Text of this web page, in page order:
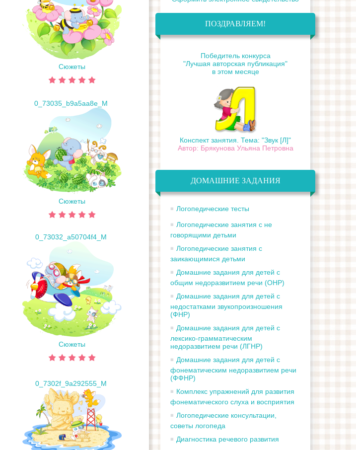
Сюжеты
0_73035_b9a5aa8e_M
Сюжеты
0_73032_a50704f4_M
Сюжеты
0_7302f_9a292555_M
ПОЗДРАВЛЯЕМ!
Победитель конкурса
"Лучшая авторская публикация"
в этом месяце
Конспект занятия. Тема: "Звук [Л]"
Автор: Брякунова Ульяна Петровна
ДОМАШНИЕ ЗАДАНИЯ
Логопедические тесты
Логопедические занятия с не
говорящими детьми
Логопедические занятия с
заикающимися детьми
Домашние задания для детей с
общим недоразвитием речи (ОНР)
Домашние задания для детей с
недостатками звукопроизношения
(ФНР)
Домашние задания для детей с
лексико-грамматическим
недоразвитием речи (ЛГНР)
Домашние задания для детей с
фонематическим недоразвитием речи
(ФФНР)
Комплекс упражнений для развития
фонематического слуха и восприятия
Логопедические консультации,
советы логопеда
Диагностика речевого развития